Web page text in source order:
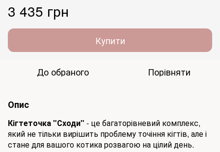
3 435 грн
Купити
До обраного Порівняти
Опис
Кігтеточка "Сходи" - це багаторівневий комплекс,
який не тільки вирішить проблему точіння кігтів, але і
стане для вашого котика розвагою на цілий день.